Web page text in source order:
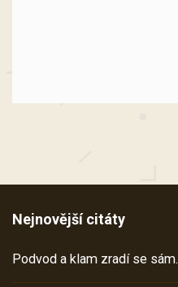
Nejnovější citáty
Podvod a klam zradí se sám.